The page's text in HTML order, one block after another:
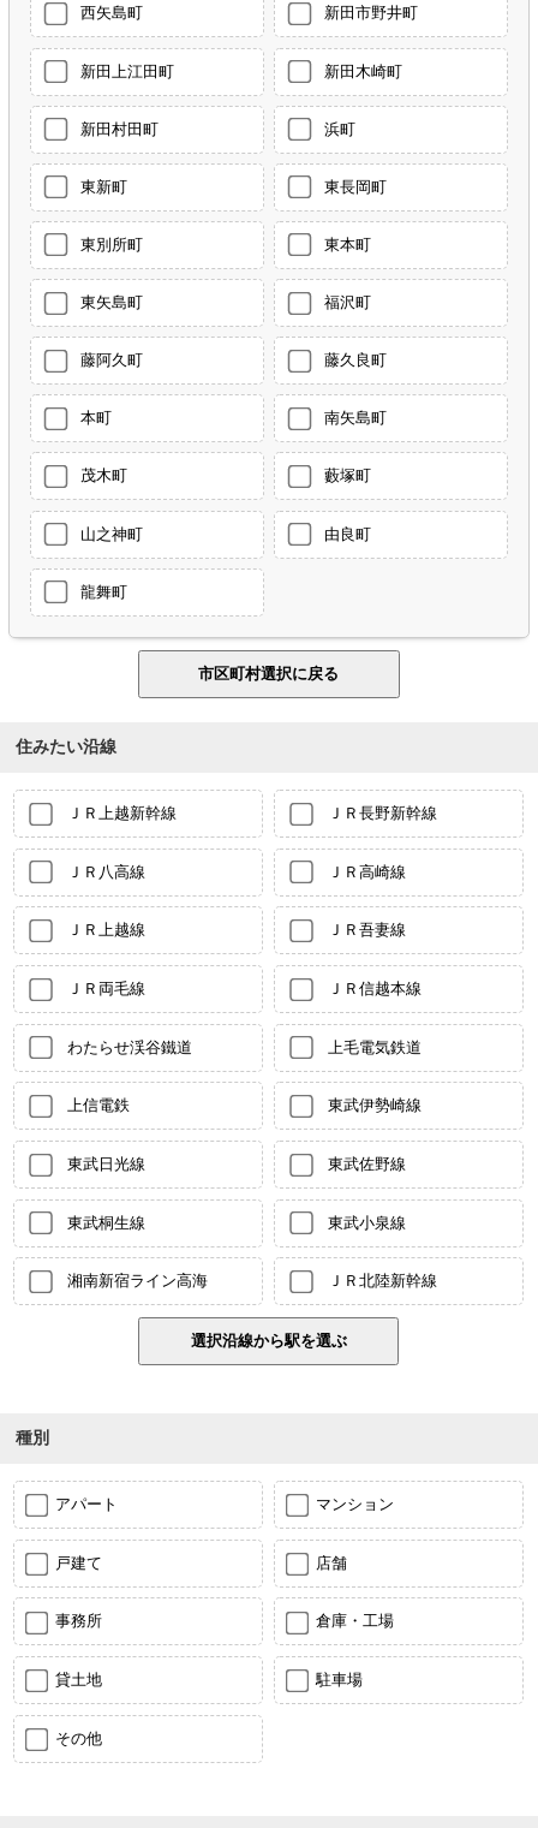
西矢島町 新田市野井町
新田上江田町 新田木崎町
新田村田町 浜町
東新町 東長岡町
東別所町 東本町
東矢島町 福沢町
藤阿久町 藤久良町
本町 南矢島町
茂木町 藪塚町
山之神町 由良町
龍舞町
住みたい沿線
ＪＲ上越新幹線 ＪＲ長野新幹線
ＪＲ八高線 ＪＲ高崎線
ＪＲ上越線 ＪＲ吾妻線
ＪＲ両毛線 ＪＲ信越本線
わたらせ渓谷鐵道 上毛電気鉄道
上信電鉄 東武伊勢崎線
東武日光線 東武佐野線
東武桐生線 東武小泉線
湘南新宿ライン高海 ＪＲ北陸新幹線
種別
アパート マンション
戸建て 店舗
事務所 倉庫・工場
貸土地 駐車場
その他